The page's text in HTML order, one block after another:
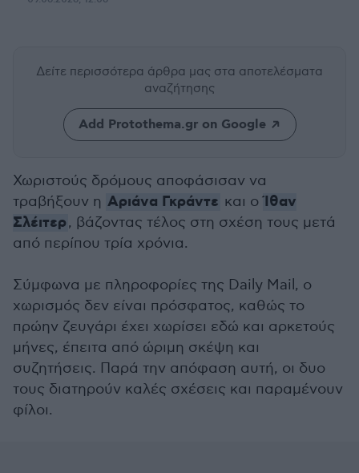
Δείτε περισσότερα άρθρα μας στα αποτελέσματα
αναζήτησης
Add Protothema.gr on Google
Χωριστούς δρόμους αποφάσισαν να
τραβήξουν η Αριάνα Γκράντε και οΊθαν
Σλέιτερ, βάζοντας τέλος στη σχέση τους μετά
από περίπου τρία χρόνια.
Σύμφωνα με πληροφορίες της Daily Mail, ο
χωρισμός δεν είναι πρόσφατος, καθώς το
πρώην ζευγάρι έχει χωρίσει εδώ και αρκετούς
μήνες, έπειτα από ώριμη σκέψη και
συζητήσεις. Παρά την απόφαση αυτή, οι δυο
τους διατηρούν καλές σχέσεις και παραμένουν
φίλοι.